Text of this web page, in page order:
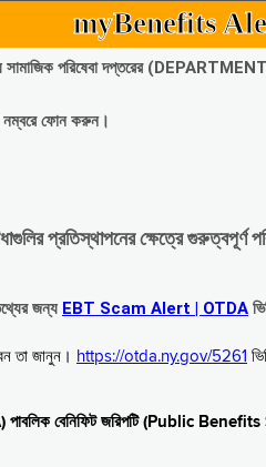
myBenefits
সামাজিক পরিষেবা দপ্তরের
নম্বরে ফোন করুন।
প্রতিস্থাপনের ক্ষেত্রে গুরুত্বপূর্ণ
জন্য EBT Scam Alert | OTDA
তা জানুন। https://otda.ny.gov/5261
পাবলিক বেনিফিট জরিপটি (Public